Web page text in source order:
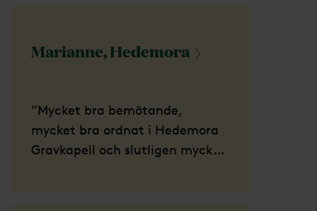
Marianne,Hedemora
”Mycket bra bemötande,
mycket bra ordnat i Hedemora
Gravkapell och slutligen mycket